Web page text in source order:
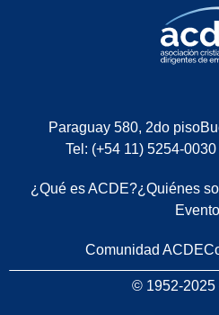
Paraguay 580, 2do piso
Tel: (+54 11) 5254-0030
¿Qué es ACDE?¿Quiénes
Comunidad ACDE
© 1952-2025